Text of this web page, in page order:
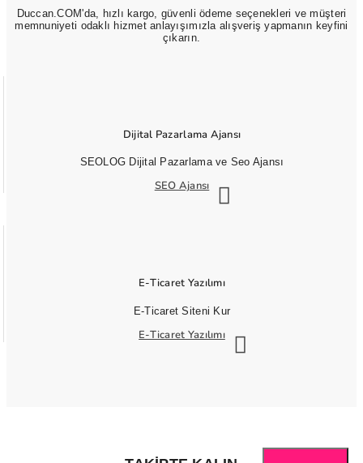
Duccan.COM'da, hızlı kargo, güvenli ödeme seçenekleri ve müşteri
memnuniyeti odaklı hizmet anlayışımızla alışveriş yapmanın keyfini
çıkarın.
Dijital Pazarlama Ajansı
SEOLOG Dijital Pazarlama ve Seo Ajansı
SEO Ajansı
E-Ticaret Yazılımı
E-Ticaret Siteni Kur
E-Ticaret Yazılımı